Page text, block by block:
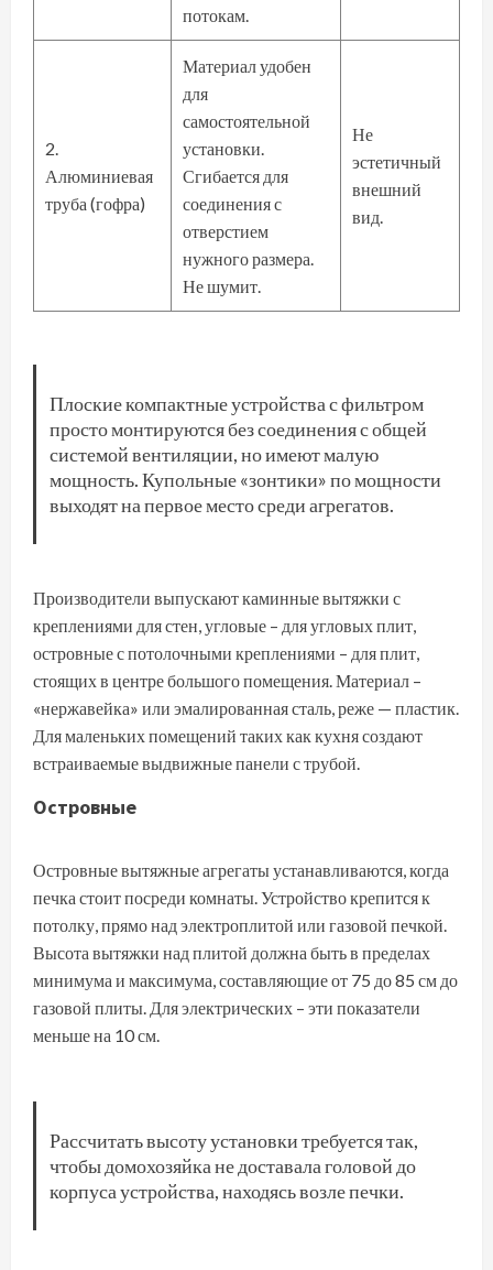
потокам.
2.
Алюминиевая
труба (гофра)
Материал удобен
для
самостоятельной
установки.
Сгибается для
соединения с
отверстием
нужного размера.
Не шумит.
Не
эстетичный
внешний
вид.
Плоские компактные устройства с фильтром
просто монтируются без соединения с общей
системой вентиляции, но имеют малую
мощность. Купольные «зонтики» по мощности
выходят на первое место среди агрегатов.
Производители выпускают каминные вытяжки с
креплениями для стен, угловые – для угловых плит,
островные с потолочными креплениями – для плит,
стоящих в центре большого помещения. Материал –
«нержавейка» или эмалированная сталь, реже — пластик.
Для маленьких помещений таких как кухня создают
встраиваемые выдвижные панели с трубой.
Островные
Островные вытяжные агрегаты устанавливаются, когда
печка стоит посреди комнаты. Устройство крепится к
потолку, прямо над электроплитой или газовой печкой.
Высота вытяжки над плитой должна быть в пределах
минимума и максимума, составляющие от 75 до 85 см до
газовой плиты. Для электрических – эти показатели
меньше на 10 см.
Рассчитать высоту установки требуется так,
чтобы домохозяйка не доставала головой до
корпуса устройства, находясь возле печки.